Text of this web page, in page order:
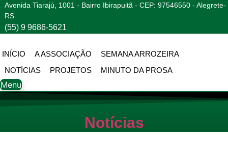
Ir
para
Avenida Tiarajú, 1001 - Bairro Ibirapuitã - CEP: 97546550 - Alegrete-
RS
(55) 9 9686-5621
INÍCIO A ASSOCIAÇÃO
SEMANA ARROZEIRA
NOTÍCIAS
PROJETOS MINUTO DA PROSA
Menu
Notícias